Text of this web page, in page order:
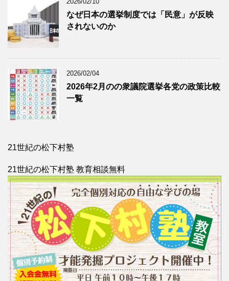
なぜ日本の選挙制度では「民意」が反映
されないのか
2026/02/04
2026年2月のの衆議院選挙各党の政策比較
一覧
21世紀の松下村塾
21世紀の松下村塾 教育相談無料